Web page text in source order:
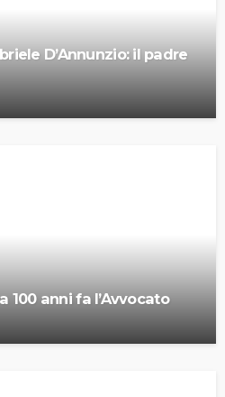
D’Annunzio: il padre
100 anni fa l’Avvocato